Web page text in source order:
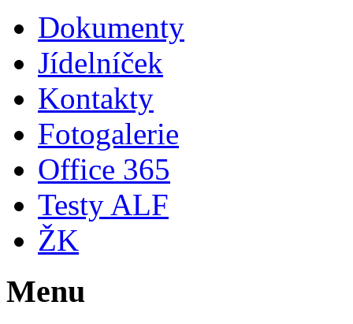
Dokumenty
Jídelníček
Kontakty
Fotogalerie
Office 365
Testy ALF
ŽK
Menu